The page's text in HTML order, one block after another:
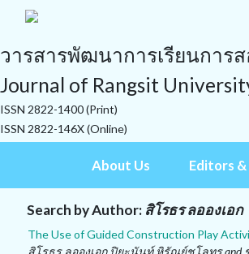
วารสารพัฒนาการเรียนการ
Journal of Rangsit
ISSN 2822-1400 (Print)
ISSN 2822-146X (Online)
About Us Editors
Search by Author: สิโรธร ลอองเอก
The Use of Guided Construction Play
สิโรธร ลอองเอก ปิยะนันท์ หิรัณย์ชโลทร and